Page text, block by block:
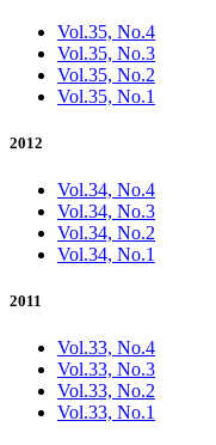
Vol.35, No.4
Vol.35, No.3
Vol.35, No.2
Vol.35, No.1
2012
Vol.34, No.4
Vol.34, No.3
Vol.34, No.2
Vol.34, No.1
2011
Vol.33, No.4
Vol.33, No.3
Vol.33, No.2
Vol.33, No.1